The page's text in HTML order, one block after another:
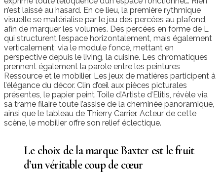
n’est laissé au hasard. En ce lieu, la première rythmique
visuelle se matérialise par le jeu des percées au plafond,
afin de marquer les volumes. Des percées en forme de L
qui structurent l’espace horizontalement, mais également
verticalement, via le module foncé, mettant en
perspective depuis le living, la cuisine. Les chromatiques
prennent également la parole entre les peintures
Ressource et le mobilier. Les jeux de matières participent à
l’élégance du décor. Clin d’œil aux pièces picturales
présentes, le papier peint Toile d’Artiste d’Elitis, révèle via
sa trame filaire toute l’assise de la cheminée panoramique,
ainsi que le tableau de Thierry Carrier. Acteur de cette
scène, le mobilier offre son relief éclectique.
Le choix de la marque Baxter est le fruit
d’un véritable coup de cœur